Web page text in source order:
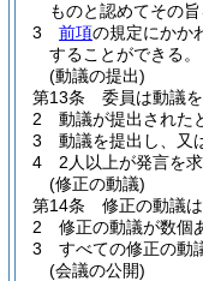
ものと認めてその
3
前項の規定にかか
することができる。
(動議の提出)
第13条
委員は動議
2
動議が提出された
3
動議を提出し、又
4
2人以上が発言を
(修正の動議)
第14条
修正の動議
2
修正の動議が数個
3
すべての修正の動
(会議の公開)